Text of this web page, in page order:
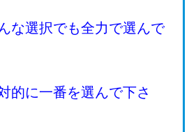
な選択でも全力で選んで
的に一番を選んで下さ